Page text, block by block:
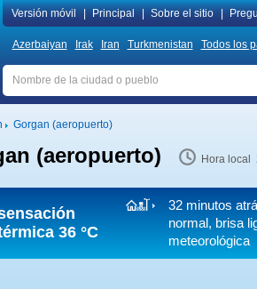
Versión móvil Principal Sobre el sitio
Azerbaiyan Irak Iran Turkmenistan Todos los
Gorgan (aeropuerto)
(aeropuerto) Hora local
36 °C
32 minutos
normal, brisa
meteorológica